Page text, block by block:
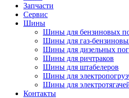
Запчасти
Сервис
Шины
Шины для бензиновых
Шины для газ-
Шины для дизельных
Шины для ричтраков
Шины для штабелеров
Шины для
Шины для
Контакты